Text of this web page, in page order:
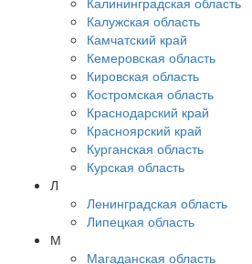
Калужская область
Камчатский край
Кемеровская область
Кировская область
Костромская область
Краснодарский край
Красноярский край
Курганская область
Курская область
Л
Ленинградская область
Липецкая область
М
Магаданская область